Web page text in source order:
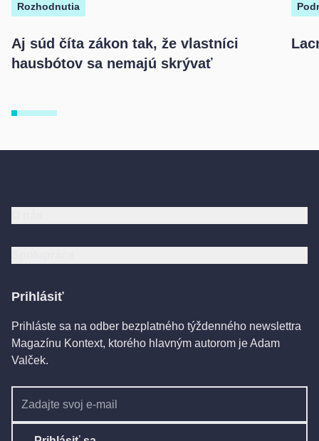
Rozhodnutia
Aj súd číta zákon tak, že vlastníci
hausbótov sa nemajú skrývať
Prihlásiť
Prihláste sa na odber bezplatného týždenného newslettra
Magazínu Kontext, ktorého hlavným autorom je Adam
Valček.